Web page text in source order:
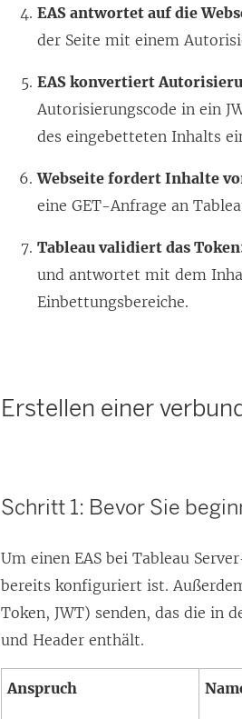
EAS antwortet auf die
der Seite mit einem
EAS konvertiert
Autorisierungscode in ein
des eingebetteten Inhalts
Webseite fordert Inhalte
eine GET-Anfrage an
Tableau validiert das
und antwortet mit dem
Einbettungsbereiche.
Erstellen einer
Schritt 1: Bevor Sie
Um einen EAS beiTableau Server
bereits konfiguriert ist.
Token, JWT) senden, das die in
und Header enthält.
Anspruch